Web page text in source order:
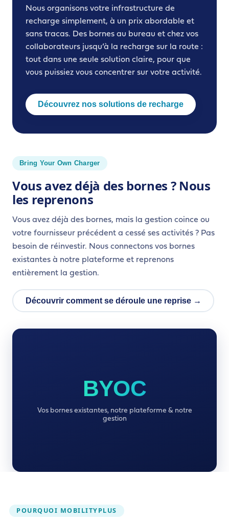
Nous organisons votre infrastructure de
recharge simplement, à un prix abordable et
sans tracas. Des bornes au bureau et chez vos
collaborateurs jusqu’à la recharge sur la route :
tout dans une seule solution claire, pour que
vous puissiez vous concentrer sur votre activité.
Découvrez nos solutions de recharge
Bring Your Own Charger
Vous avez déjà des bornes ? Nous
les reprenons
Vous avez déjà des bornes, mais la gestion coince ou
votre fournisseur précédent a cessé ses activités ? Pas
besoin de réinvestir. Nous connectons vos bornes
existantes à notre plateforme et reprenons
entièrement la gestion.
Découvrir comment se déroule une reprise →
BYOC
Vos bornes existantes, notre plateforme & notre
gestion
POURQUOI MOBILITYPLUS